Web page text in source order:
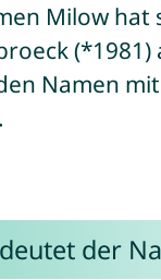
Milow hat
Namen
der